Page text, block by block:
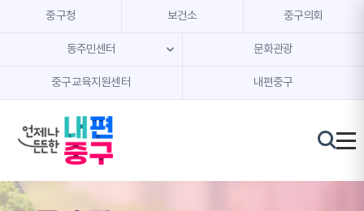
본문 내용 바로가기
주메뉴 바로가기
중구청 보건소 중구의회
동주민센터 문화관광
중구교육지원센터 내편중구